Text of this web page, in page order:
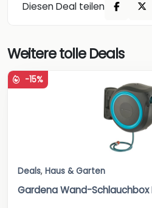
Diesen Deal teilen
Weitere tolle Deals
-15%
Deals, Haus & Garten
Gardena Wand-Schlauchbox